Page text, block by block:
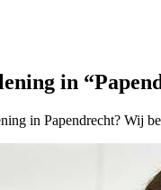
in
in Papendrecht? Wij